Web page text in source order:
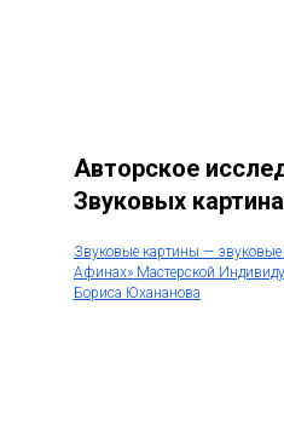
Авторское
Звуковых
Звуковые картины —
Афинах» Мастерской
Бориса Юхананова